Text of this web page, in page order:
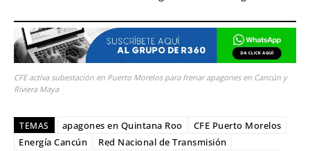
CFE activa subestación en Puerto Morelos para frenar apagones en Cancún y
Riviera Maya
TEMAS apagones en Quintana Roo
CFE Puerto Morelos
Energía Cancún
Red Nacional de Transmisión